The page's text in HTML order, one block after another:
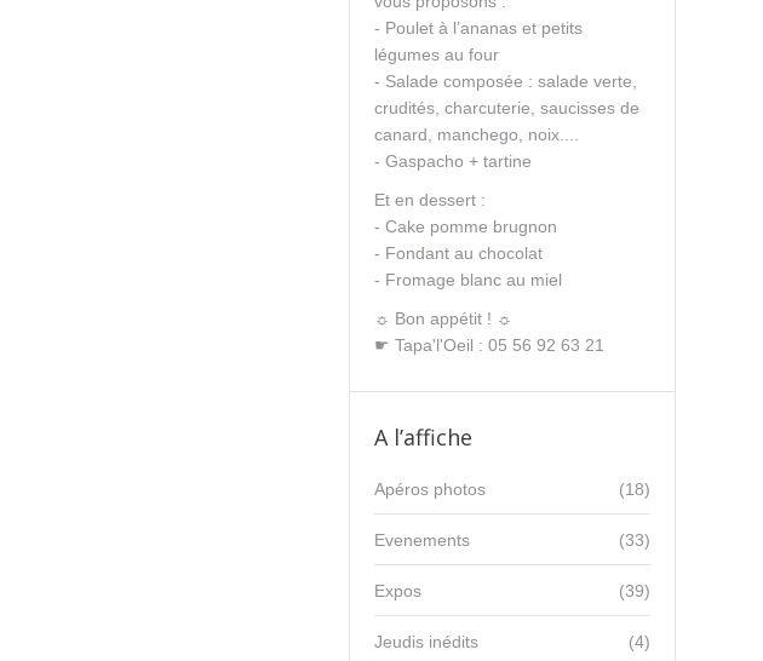
- Poulet à l’ananas et petits
légumes au four
- Salade composée : salade verte,
crudités, charcuterie, saucisses de
canard, manchego, noix....
- Gaspacho + tartine
Et en dessert :
- Cake pomme brugnon
- Fondant au chocolat
- Fromage blanc au miel
☼ Bon appétit ! ☼
☛ Tapa'l'Oeil : 05 56 92 63 21
A l’affiche
(18)
Apéros photos
(33)
Evenements
(39)
Expos
(4)
Jeudis inédits